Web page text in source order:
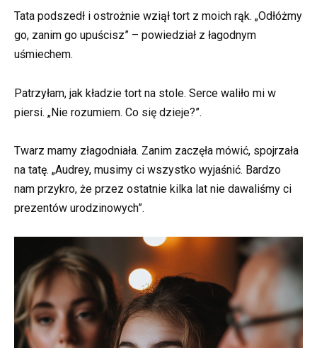
Tata podszedł i ostrożnie wziął tort z moich rąk. „Odłóżmy
go, zanim go upuścisz” – powiedział z łagodnym
uśmiechem.
Patrzyłam, jak kładzie tort na stole. Serce waliło mi w
piersi. „Nie rozumiem. Co się dzieje?”.
Twarz mamy złagodniała. Zanim zaczęła mówić, spojrzała
na tatę. „Audrey, musimy ci wszystko wyjaśnić. Bardzo
nam przykro, że przez ostatnie kilka lat nie dawaliśmy ci
prezentów urodzinowych”.